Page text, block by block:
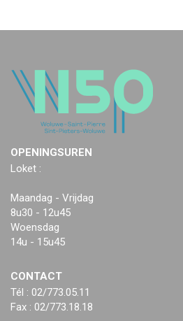
OPENINGSUREN
Loket :
Maandag - Vrijdag
8u30 - 12u45
Woensdag
14u - 15u45
CONTACT
Tél : 02/773.05.11
Fax : 02/773.18.18